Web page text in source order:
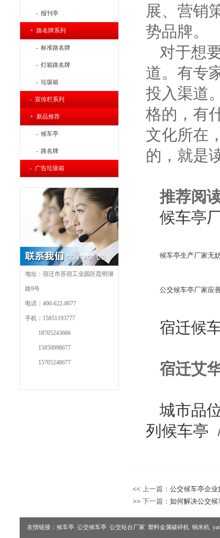
- 报刊亭
+ 路名牌系列
- 标准路名牌
- 灯箱路名牌
- 垃圾箱
- 宣传栏系列
+ 新品推荐
- 候车亭
- 路名牌
- 广告垃圾箱
地址：宿迁市苏宿工业园区昆明湖
路9号
电话：400-622-8677
手机：15851193777
18705243666
15850998677
15705248677
展、营销
势品牌。
对于想
道。有专
投入渠道
格的，有
文化所在
的，就是
推荐阅
候车亭
候车亭生产厂家无
公交候车亭厂家应
宿迁候
宿迁艾
城市品
列候车亭
<< 上一篇： 公交候车亭企
>> 下一篇： 如何解决公交
友情链接： 候车亭 公交候车亭 公交站台厂家 塑料金属破碎机 铜米机